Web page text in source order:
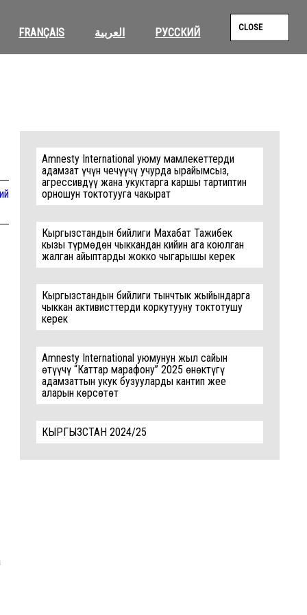
FRANÇAIS العربية РУССКИЙ CLOSE
Amnesty International уюму мамлекеттерди
адамзат үчүн чечүүчү учурда ырайымсыз,
агрессивдүү жана укуктарга каршы тартиптин
орношун токтотууга чакырат
Кыргызстандын бийлиги Махабат Тажибек
кызы түрмөдөн чыккандан кийин ага коюлган
жалган айыптарды жокко чыгарышы керек
Кыргызстандын бийлиги тынчтык жыйындарга
чыккан активисттерди коркутууну токтотушу
керек
Amnesty International уюмунун жыл сайын
өтүүчү “Каттар марафону” 2025 өнөктүгү
адамзаттын укук бузууларды кантип жеңе
аларын көрсөтөт
КЫРГЫЗСТАН 2024/25